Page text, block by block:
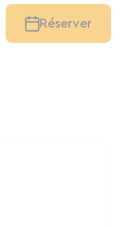
Réserver